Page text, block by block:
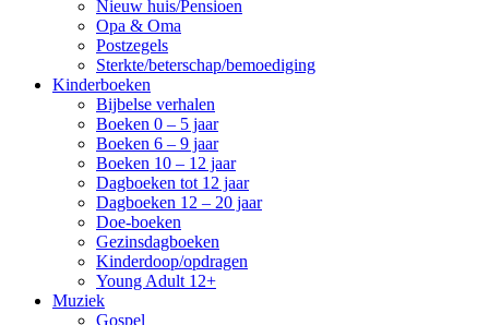
Nieuw huis/Pensioen
Opa & Oma
Postzegels
Sterkte/beterschap/bemoediging
Kinderboeken
Bijbelse verhalen
Boeken 0 – 5 jaar
Boeken 6 – 9 jaar
Boeken 10 – 12 jaar
Dagboeken tot 12 jaar
Dagboeken 12 – 20 jaar
Doe-boeken
Gezinsdagboeken
Kinderdoop/opdragen
Young Adult 12+
Muziek
Gospel